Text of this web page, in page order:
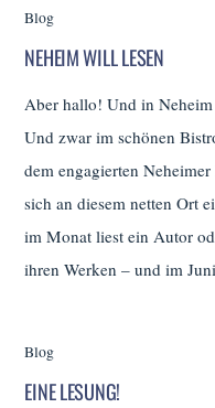
Blog
NEHEIM WILL LESEN
Aber hallo! Und in
Und zwar im schönen
dem engagierten
sich an diesem netten Ort
im Monat liest ein Autor
ihren Werken – und im
Blog
EINE LESUNG!